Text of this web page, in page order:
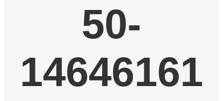
よくある質問
お問い合わせ
0120-29-5302
受付時間9:00〜18:00（年中無休※年末年始は除く）
50-
14646161